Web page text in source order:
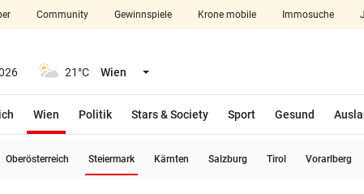
closeSchließen
arrow_right
Bundesland auswählen
Community Gewinnspiele Krone mobile Immosuche
21°C Wien Menü aufklappen
Wien
Politik
Stars & Society Sport Gesund
Oberösterreich Steiermark Kärnten Salzburg Tirol Vorarlberg